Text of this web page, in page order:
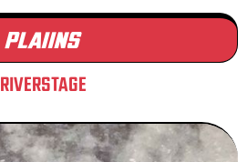
PLAIINS
RIVERSTAGE